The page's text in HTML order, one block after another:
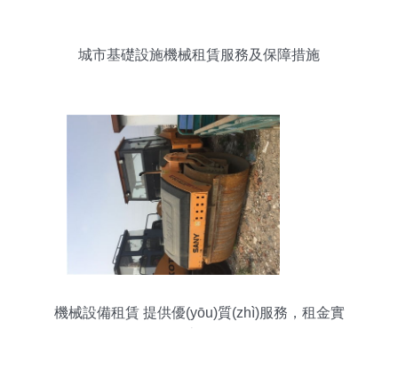
城市基礎設施機械租賃服務及保障措施
機械設備租賃 提供優(yōu)質(zhì)服務，租金實